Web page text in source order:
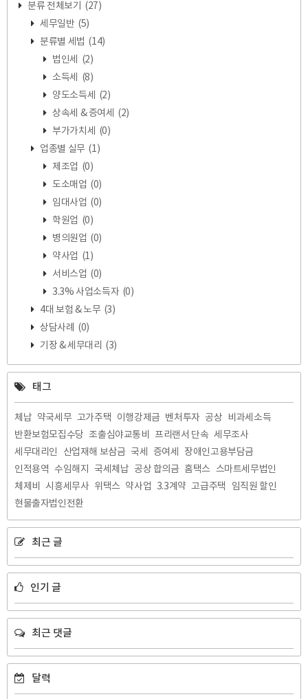
분류 전체보기
(27)
세무일반 (5)
분류별 세법 (14)
법인세
(2)
소득세
(8)
양도소득세
(2)
상속세 & 증여세
(2)
부가가치세
(0)
업종별 실무 (1)
제조업 (0)
도소매업 (0)
임대사업 (0)
학원업 (0)
병의원업 (0)
약사업 (1)
서비스업 (0)
3.3% 사업소득자 (0)
4대 보험 & 노무 (3)
상담사례 (0)
기장 & 세무대리 (3)
태그
체납 약국세무 고가주택 이행강제금 벤처투자 공상
비과세소득
반환보험모집수당 조출심야교통비 프리랜서 단속 세무조사
세무대리인
산업재해 보삼금 국세 증여세
장애인고용부담금
인적용역 수임해지 국세체납 공상 합의금 홈택스 스마트세무법인
체제비
시흥세무사 위택스 약사업 3.3계약 고급주택
임직원 할인
현물출자법인전환
최근 글
인기 글
최근 댓글
달력